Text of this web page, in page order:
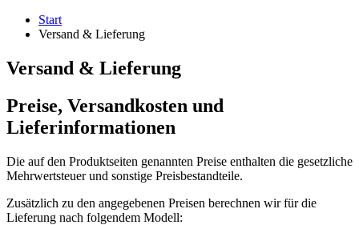
Start
Versand & Lieferung
Versand & Lieferung
Preise, Versandkosten und
Lieferinformationen
Die auf den Produktseiten genannten Preise enthalten die gesetzliche
Mehrwertsteuer und sonstige Preisbestandteile.
Zusätzlich zu den angegebenen Preisen berechnen wir für die
Lieferung nach folgendem Modell: